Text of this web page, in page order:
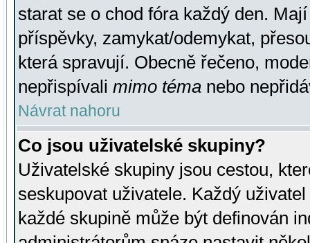
starat se o chod fóra každý den.
příspěvky, zamykat/odemykat,
která spravují. Obecně řečeno,
nepřispívali mimo téma nebo
Návrat nahoru
Co jsou uživatelské skupiny?
Uživatelské skupiny jsou cestou,
seskupovat uživatele. Každý
každé skupině může být definován